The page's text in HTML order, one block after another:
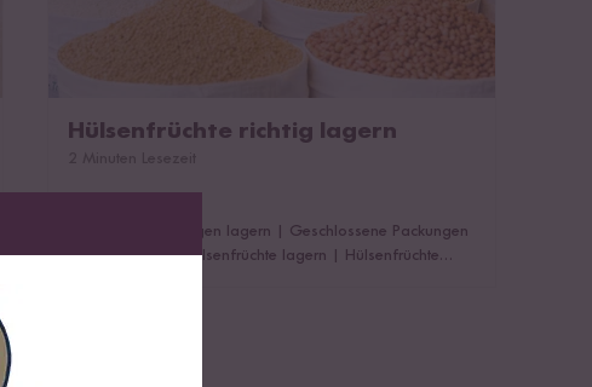
Hülsenfrüchte richtig lagern
Geöffnete Packungen lagern
Geschlossene Packungen
lagern| Frische Hülsenfrüchte lagern
Hülsenfrüchte